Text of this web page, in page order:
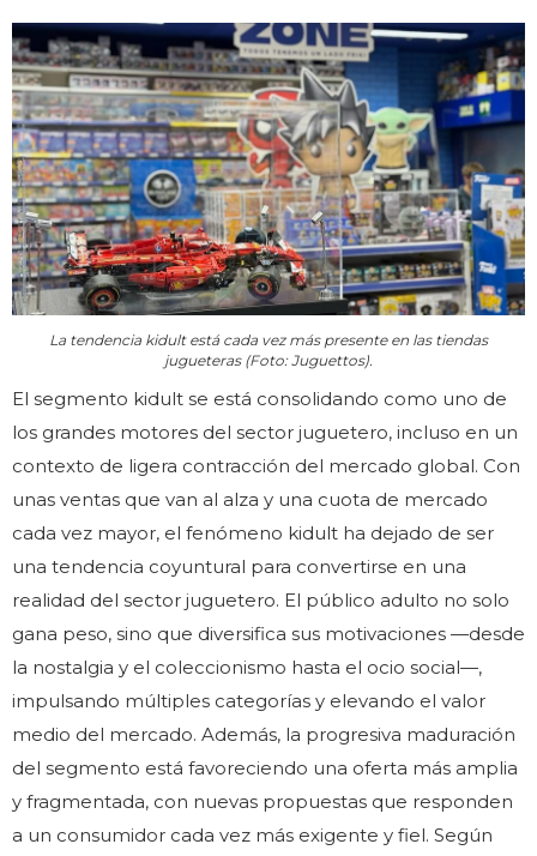
La tendencia kidult está cada vez más presente en las tiendas
jugueteras (Foto: Juguettos).
El segmento kidult se está consolidando como uno de
los grandes motores del sector juguetero, incluso en un
contexto de ligera contracción del mercado global. Con
unas ventas que van al alza y una cuota de mercado
cada vez mayor, el fenómeno kidult ha dejado de ser
una tendencia coyuntural para convertirse en una
realidad del sector juguetero. El público adulto no solo
gana peso, sino que diversifica sus motivaciones —desde
la nostalgia y el coleccionismo hasta el ocio social—,
impulsando múltiples categorías y elevando el valor
medio del mercado. Además, la progresiva maduración
del segmento está favoreciendo una oferta más amplia
y fragmentada, con nuevas propuestas que responden
a un consumidor cada vez más exigente y fiel. Según